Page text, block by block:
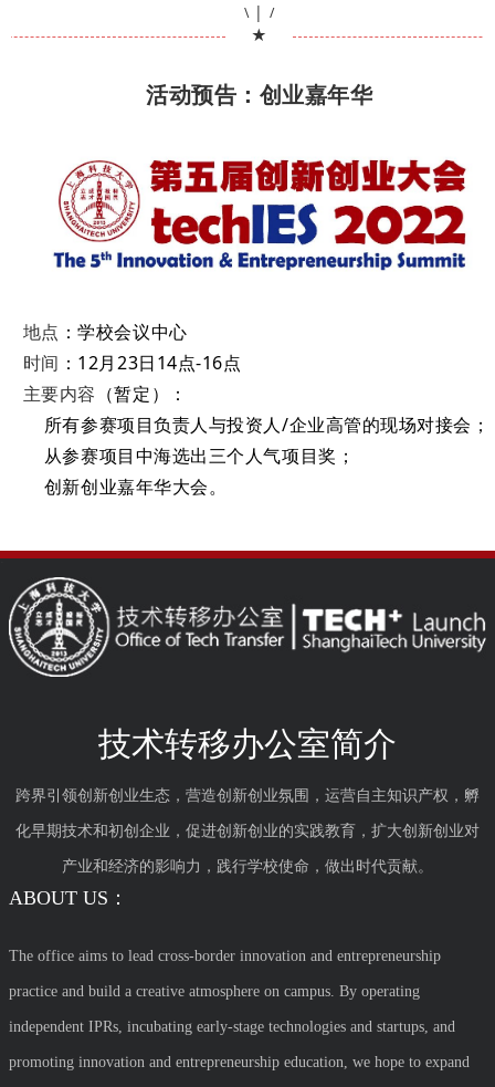
\| /
★
活动预告：创业嘉年华
地点 ：学校会议中心
时间 ：12月23日14点-16点
主要内容 （暂定）：
所有参赛项目负责人与投资人/企业高管的现场对接会；
从参赛项目中海选出三个人气项目奖；
创新创业嘉年华大会。
技术转移办公室简介
跨界引领创新创业生态，营造创新创业氛围，运营自主知识产权，孵
化早期技术和初创企业，促进创新创业的实践教育，扩大创新创业对
产业和经济的影响力，践行学校使命，做出时代贡献。
ABOUT US：
The office aims to lead cross-border innovation and entrepreneurship
practice and build a creative atmosphere on campus. By operating
independent IPRs, incubating early-stage technologies and startups, and
promoting innovation and entrepreneurship education, we hope to expand